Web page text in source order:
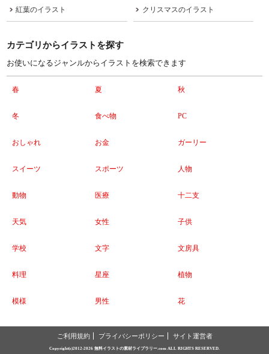
紅葉のイラスト クリスマスのイラスト
カテゴリからイラストを探す
お使いになるジャンルからイラストを検索できます
春 夏 秋
冬 食べ物 PC
おしゃれ お金 ガーリー
スイーツ スポーツ 人物
動物 医療 十二支
天気 女性 子供
学校 文字 文房具
料理 星座 植物
模様 男性 花
ご利用規約 プライバシーポリシー サイト運営者
Copyright(c)2012-2026 無料イラストの素材ライブラリー.com ALL RIGHTS RESERVED.